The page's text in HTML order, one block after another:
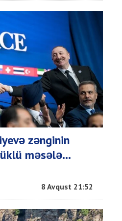
zənginin
məsələ...
8 Avqust 21:52